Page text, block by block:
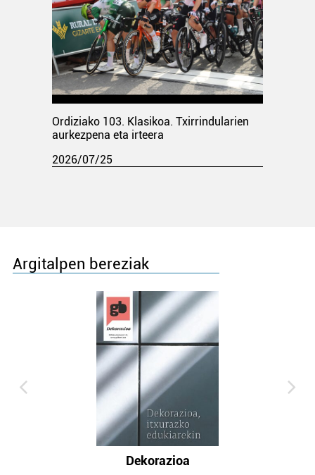
Ordiziako 103. Klasikoa. Txirrindularien
aurkezpena eta irteera
2026/07/25
Argitalpen bereziak
Dekorazioa